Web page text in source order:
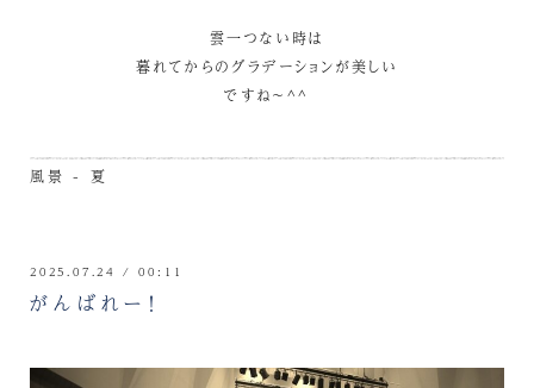
雲一つない時は
暮れてからのグラデーションが美しい
ですね〜^^
風景 - 夏
2025.07.24 / 00:11
がんばれー！